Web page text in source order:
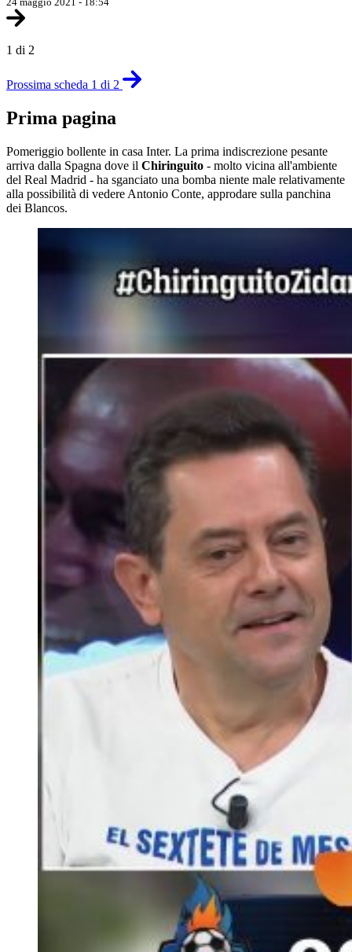
1 di 2
Prossima scheda 1 di 2
Prima pagina
Pomeriggio bollente in casa Inter. La prima indiscrezione pesante
arriva dalla Spagna dove il Chiringuito - molto vicina all'ambiente
del Real Madrid - ha sganciato una bomba niente male relativamente
alla possibilità di vedere Antonio Conte, approdare sulla panchina
dei Blancos.